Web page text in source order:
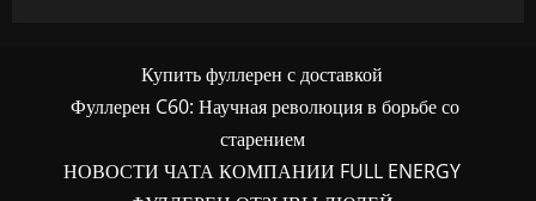
Купить фуллерен с доставкой
Фуллерен C60: Научная революция в борьбе со
старением
НОВОСТИ ЧАТА КОМПАНИИ FULL ENERGY